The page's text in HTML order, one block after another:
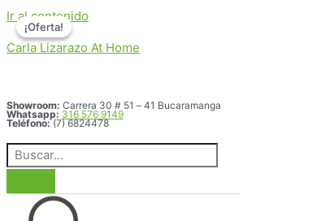
Ir al contenido
Carla Lizarazo At Home
Showroom: Carrera 30 # 51 – 41 Bucaramanga
Whatsapp: 316 576 9149
Teléfono: (7) 6824478
¡Oferta!
¡Oferta!